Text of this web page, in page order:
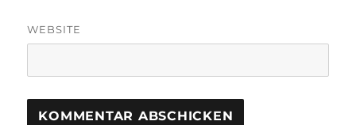
WEBSITE